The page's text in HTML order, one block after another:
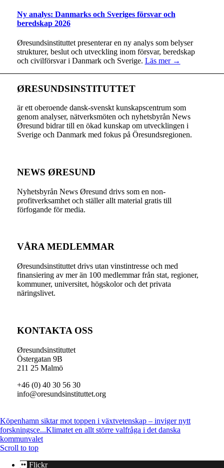
Ny analys: Danmarks och Sveriges försvar och
beredskap 2026
Øresundsinstituttet presenterar en ny analys som belyser
strukturer, beslut och utveckling inom försvar, beredskap
och civilförsvar i Danmark och Sverige. Läs mer →
ØRESUNDSINSTITUTTET
är ett oberoende dansk-svenskt kunskapscentrum som
genom analyser, nätverksmöten och nyhetsbyrån News
Øresund bidrar till en ökad kunskap om utvecklingen i
Sverige och Danmark med fokus på Öresundsregionen.
NEWS ØRESUND
Nyhetsbyrån News Øresund drivs som en non-
profitverksamhet och ställer allt material gratis till
förfogande för media.
VÅRA MEDLEMMAR
Øresundsinstituttet drivs utan vinst­intresse och med
finansiering av mer än 100 medlemmar från stat, regioner,
kommuner, universitet, högskolor och det privata
näringslivet.
KONTAKTA OSS
Øresundsinstituttet
Östergatan 9B
211 25 Malmö
+46 (0) 40 30 56 30
info@oresundsinstituttet.org
Köpenhamn siktar mot toppen i växtvetenskap – inviger nytt
forskningsce...Klimatet en allt större valfråga i det danska
kommunvalet
Scroll to top
Flickr